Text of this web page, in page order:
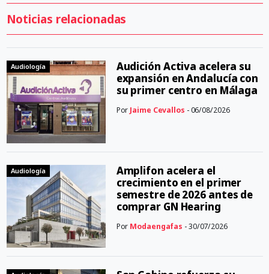
Noticias relacionadas
Audiología
Audición Activa acelera su
expansión en Andalucía con
su primer centro en Málaga
Por Jaime Cevallos - 06/08/2026
Audiología
Amplifon acelera el
crecimiento en el primer
semestre de 2026 antes de
comprar GN Hearing
Por Modaengafas - 30/07/2026